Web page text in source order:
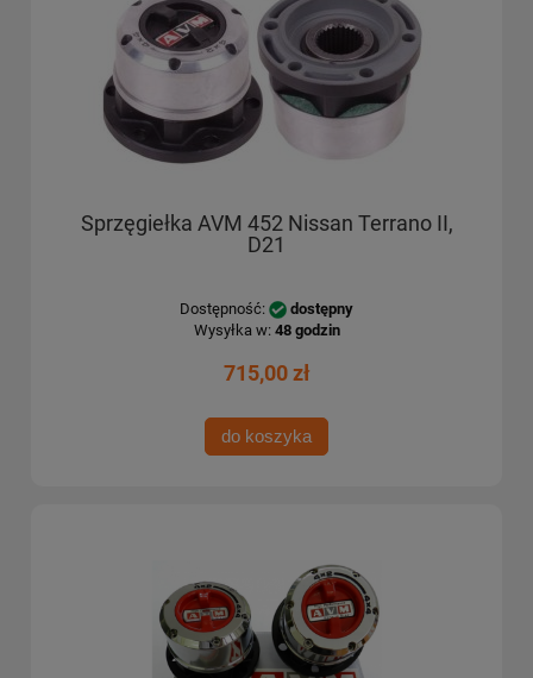
Sprzęgiełka AVM 452 Nissan Terrano II,
D21
Dostępność:
dostępny
Wysyłka w: 48 godzin
715,00 zł
do koszyka